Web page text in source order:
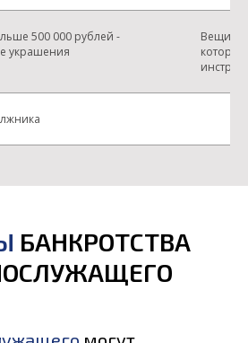
500 000 рублей -
украшения
Вещи
БАНКРОТСТВА